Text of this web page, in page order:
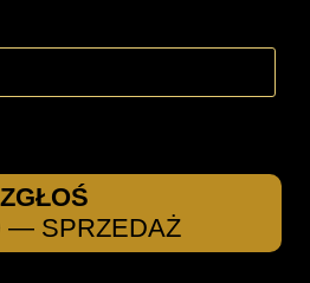
ZGŁOŚ
— SPRZEDAŻ